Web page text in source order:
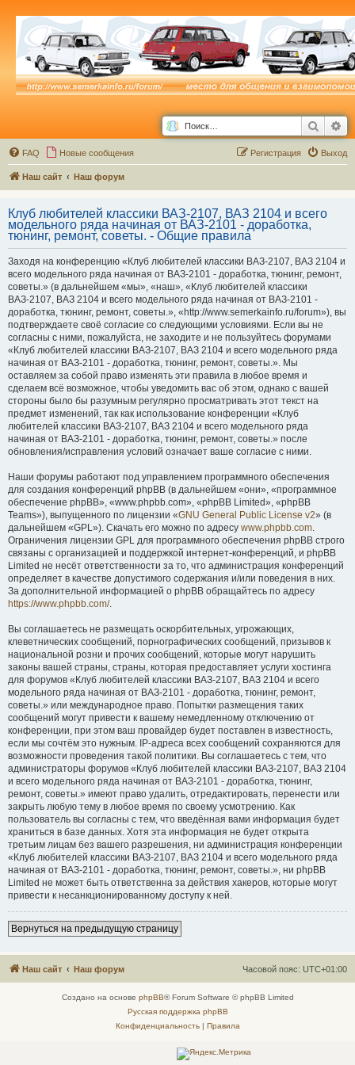
Поиск
FAQ Новые сообщения Выход
Регистрация
Наш сайт Наш форум
Клуб любителей классики ВАЗ-2107, ВАЗ 2104 и всего
модельного ряда начиная от ВАЗ-2101 - доработка,
тюнинг, ремонт, советы. - Общие правила
Заходя на конференцию «Клуб любителей классики ВАЗ-2107, ВАЗ 2104 и
всего модельного ряда начиная от ВАЗ-2101 - доработка, тюнинг, ремонт,
советы.» (в дальнейшем «мы», «наш», «Клуб любителей классики
ВАЗ-2107, ВАЗ 2104 и всего модельного ряда начиная от ВАЗ-2101 -
доработка, тюнинг, ремонт, советы.», «http://www.semerkainfo.ru/forum»), вы
подтверждаете своё согласие со следующими условиями. Если вы не
согласны с ними, пожалуйста, не заходите и не пользуйтесь форумами
«Клуб любителей классики ВАЗ-2107, ВАЗ 2104 и всего модельного ряда
начиная от ВАЗ-2101 - доработка, тюнинг, ремонт, советы.». Мы
оставляем за собой право изменять эти правила в любое время и
сделаем всё возможное, чтобы уведомить вас об этом, однако с вашей
стороны было бы разумным регулярно просматривать этот текст на
предмет изменений, так как использование конференции «Клуб
любителей классики ВАЗ-2107, ВАЗ 2104 и всего модельного ряда
начиная от ВАЗ-2101 - доработка, тюнинг, ремонт, советы.» после
обновления/исправления условий означает ваше согласие с ними.
Наши форумы работают под управлением программного обеспечения
для создания конференций phpBB (в дальнейшем «они», «программное
обеспечение phpBB», «www.phpbb.com», «phpBB Limited», «phpBB
Teams»), выпущенного по лицензии «GNU General Public License v2» (в
дальнейшем «GPL»). Скачать его можно по адресу www.phpbb.com.
Ограничения лицензии GPL для программного обеспечения phpBB строго
связаны с организацией и поддержкой интернет-конференций, и phpBB
Limited не несёт ответственности за то, что администрация конференций
определяет в качестве допустимого содержания и/или поведения в них.
За дополнительной информацией о phpBB обращайтесь по адресу
https://www.phpbb.com/.
Вы соглашаетесь не размещать оскорбительных, угрожающих,
клеветнических сообщений, порнографических сообщений, призывов к
национальной розни и прочих сообщений, которые могут нарушить
законы вашей страны, страны, которая предоставляет услуги хостинга
для форумов «Клуб любителей классики ВАЗ-2107, ВАЗ 2104 и всего
модельного ряда начиная от ВАЗ-2101 - доработка, тюнинг, ремонт,
советы.» или международное право. Попытки размещения таких
сообщений могут привести к вашему немедленному отключению от
конференции, при этом ваш провайдер будет поставлен в известность,
если мы сочтём это нужным. IP-адреса всех сообщений сохраняются для
возможности проведения такой политики. Вы соглашаетесь с тем, что
администраторы форумов «Клуб любителей классики ВАЗ-2107, ВАЗ 2104
и всего модельного ряда начиная от ВАЗ-2101 - доработка, тюнинг,
ремонт, советы.» имеют право удалить, отредактировать, перенести или
закрыть любую тему в любое время по своему усмотрению. Как
пользователь вы согласны с тем, что введённая вами информация будет
храниться в базе данных. Хотя эта информация не будет открыта
третьим лицам без вашего разрешения, ни администрация конференции
«Клуб любителей классики ВАЗ-2107, ВАЗ 2104 и всего модельного ряда
начиная от ВАЗ-2101 - доработка, тюнинг, ремонт, советы.», ни phpBB
Limited не может быть ответственна за действия хакеров, которые могут
привести к несанкционированному доступу к ней.
Вернуться на предыдущую страницу
Наш сайт Наш форум Часовой пояс: UTC+01:00
Создано на основе phpBB® Forum Software © phpBB Limited
Русская поддержка phpBB
Конфиденциальность| Правила